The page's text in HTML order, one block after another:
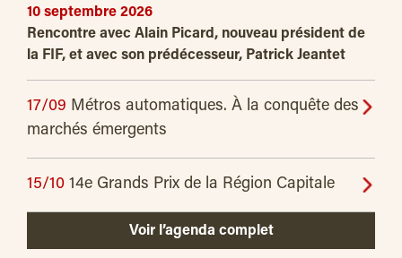
10 septembre 2026
Rencontre avec Alain Picard, nouveau président de
la FIF, et avec son prédécesseur, Patrick Jeantet
17/09 Métros automatiques. À la conquête des
marchés émergents
15/10 14e Grands Prix de la Région Capitale
Voir l’agenda complet